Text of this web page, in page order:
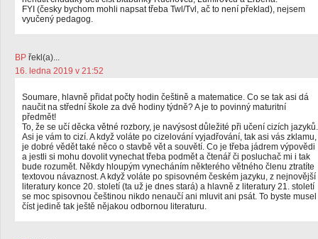
FYI (česky bychom mohli napsat třeba Twl/Tvl, ač to není překlad), nejsem
vyučený pedagog.
BP řekl(a)...
16. ledna 2019 v 21:52
Soumare, hlavně přidat počty hodin češtině a matematice. Co se tak asi dá
naučit na střední škole za dvě hodiny týdně? A je to povinný maturitní
předmět!
To, že se učí děcka větné rozbory, je navýsost důležité při učení cizích jazyků.
Asi je vám to cizí. A když voláte po cizelování vyjadřování, tak asi vás zklamu,
je dobré vědět také něco o stavbě vět a souvětí. Co je třeba jádrem výpovědi
a jestli si mohu dovolit vynechat třeba podmět a čtenář či posluchač mi i tak
bude rozumět. Někdy hloupým vynecháním některého větného členu ztratíte
textovou návaznost. A když voláte po spisovném českém jazyku, z nejnovější
literatury konce 20. století (ta už je dnes stará) a hlavně z literatury 21. století
se moc spisovnou češtinou nikdo nenaučí ani mluvit ani psát. To byste musel
číst jedině tak ještě nějakou odbornou literaturu.